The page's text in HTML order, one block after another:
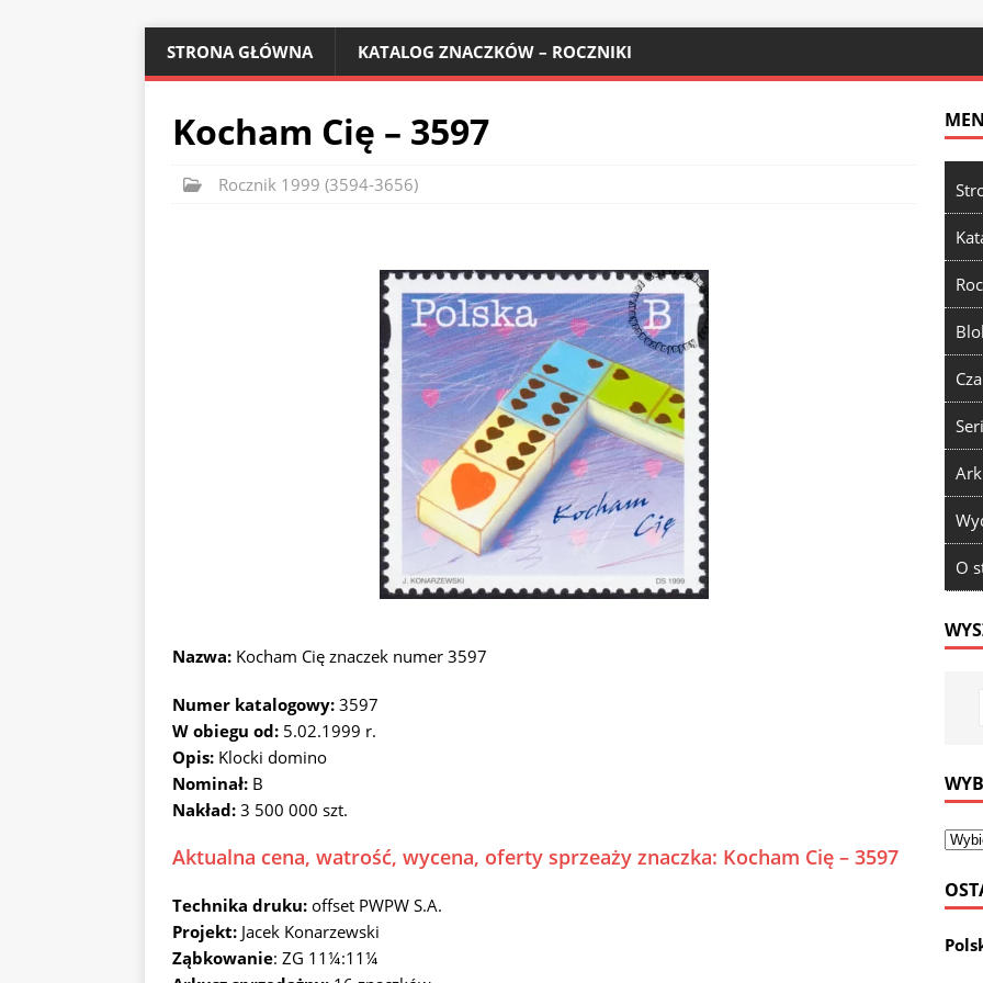
STRONA GŁÓWNA KATALOG ZNACZKÓW – ROCZNIKI
Kocham Cię – 3597
Rocznik 1999 (3594-3656)
Nazwa: Kocham Cię znaczek numer 3597
Numer katalogowy: 3597
W obiegu od: 5.02.1999 r.
Opis: Klocki domino
Nominał: B
Nakład: 3 500 000 szt.
Aktualna cena, watrość, wycena, oferty sprzeaży znaczka: Kocham Cię – 3597
Technika druku: offset PWPW S.A.
Projekt: Jacek Konarzewski
Ząbkowanie: ZG 11¼:11¼
O